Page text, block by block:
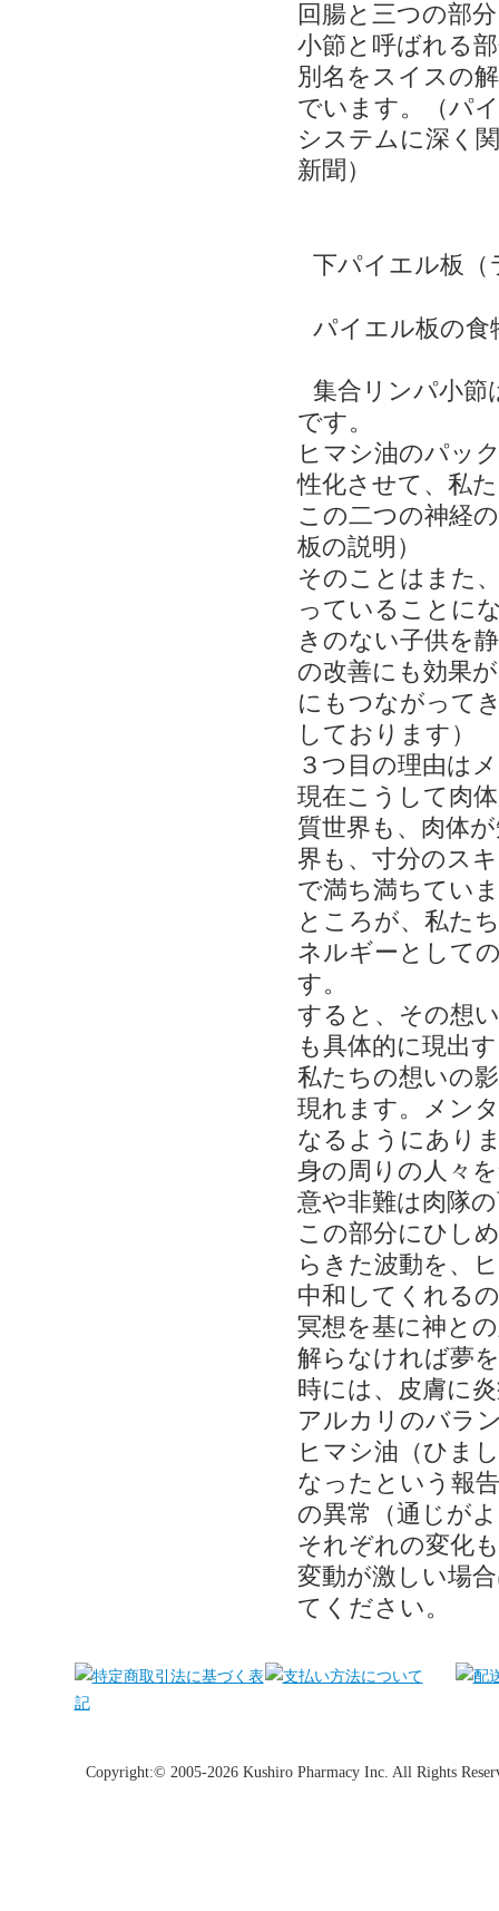
回腸と三つの部
小節と呼ばれる
別名をスイスの
でいます。（パ
システムに深く
新聞）
下パイエル板（
パイエル板の食
集合リンパ小節
です。
ヒマシ油のパッ
性化させて、私
この二つの神経
板の説明）
そのことはまた
っていることに
きのない子供を
の改善にも効果
にもつながって
しております）
３つ目の理由は
現在こうして肉
質世界も、肉体
界も、寸分のス
で満ち満ちてい
ところが、私た
ネルギーとして
す。
すると、その想
も具体的に現出
私たちの想いの
現れます。メン
なるようにあり
身の周りの人々
意や非難は肉隊
この部分にひし
らきた波動を、
中和してくれる
冥想を基に神と
解らなければ夢
時には、皮膚に
アルカリのバラ
ヒマシ油（ひま
なったという報
の異常（通じが
それぞれの変化
変動が激しい場
てください。
Copyright:© 2005-2026 Kushiro Pharmacy Inc. All Rights